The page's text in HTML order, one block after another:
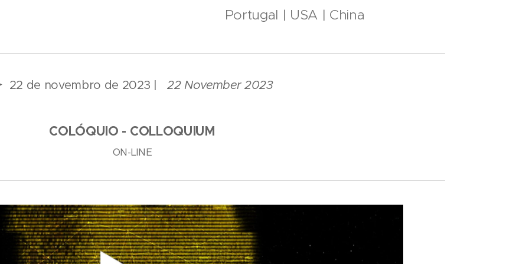
Portugal | USA | China
22 de novembro de 2023 | 22 November 2023
COLÓQUIO - COLLOQUIUM
ON-LINE